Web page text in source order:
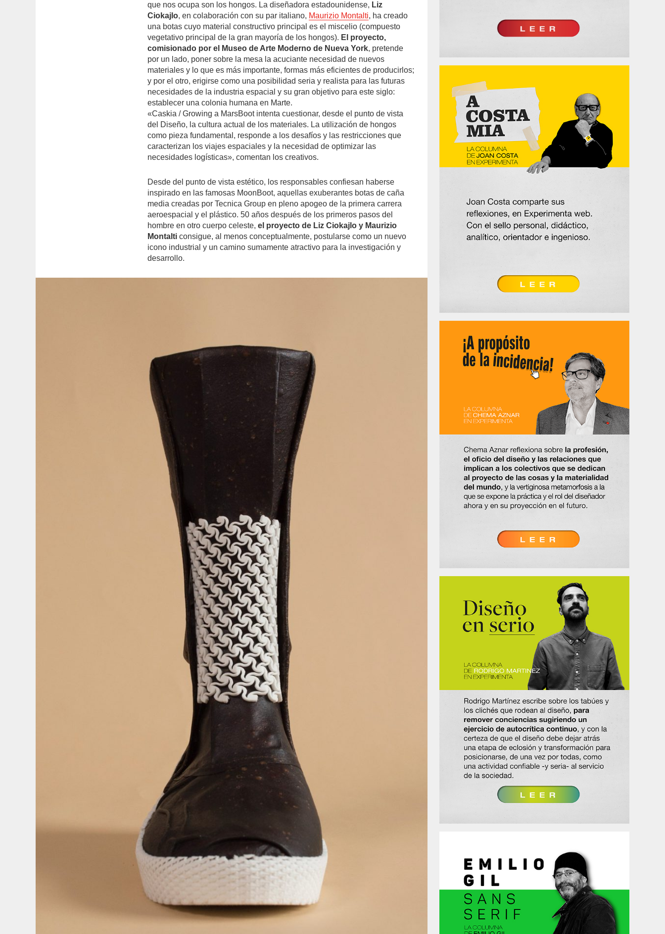
que nos ocupa son los hongos. La diseñadora estadounidense, Liz
Ciokajlo, en colaboración con su par italiano, Maurizio Montalti, ha creado
una botas cuyo material constructivo principal es el miscelio (compuesto
vegetativo principal de la gran mayoría de los hongos). El proyecto,
comisionado por el Museo de Arte Moderno de Nueva York, pretende
por un lado, poner sobre la mesa la acuciante necesidad de nuevos
materiales y lo que es más importante, formas más eficientes de producirlos;
y por el otro, erigirse como una posibilidad seria y realista para las futuras
necesidades de la industria espacial y su gran objetivo para este siglo:
establecer una colonia humana en Marte.
«Caskia / Growing a MarsBoot intenta cuestionar, desde el punto de vista
del Diseño, la cultura actual de los materiales. La utilización de hongos
como pieza fundamental, responde a los desafíos y las restricciones que
caracterizan los viajes espaciales y la necesidad de optimizar las
necesidades logísticas», comentan los creativos.
Desde del punto de vista estético, los responsables confiesan haberse
inspirado en las famosas MoonBoot, aquellas exuberantes botas de caña
media creadas por Tecnica Group en pleno apogeo de la primera carrera
aeroespacial y el plástico. 50 años después de los primeros pasos del
hombre en otro cuerpo celeste,el proyecto de Liz Ciokajlo y Maurizio
Montalti consigue, al menos conceptualmente, postularse como un nuevo
icono industrial y un camino sumamente atractivo para la investigación y
desarrollo.